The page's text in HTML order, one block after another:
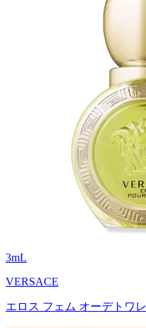
3mL
VERSACE
エロス フェム オーデトワレ